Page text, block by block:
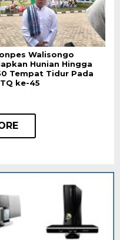
Walisongo
Hunian Hingga
Tempat Tidur Pada
ke-45